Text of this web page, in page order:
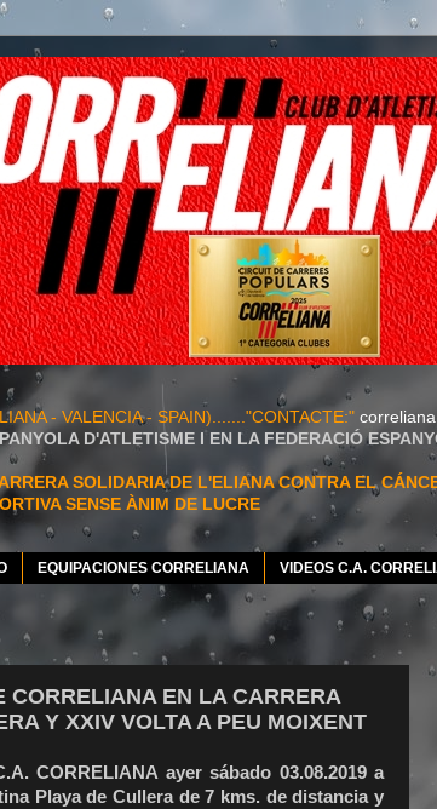
- VALENCIA - SPAIN)......."CONTACTE:"
D'ATLETISME I EN LA FEDERACIÓ
SOLIDARIA DE L'ELIANA CONTRA EL
SENSE ÀNIM DE LUCRE
EQUIPACIONES CORRELIANA VIDEOS C.A.
CORRELIANA EN LA CARRERA
Y XXIV VOLTA A PEU MOIXENT
CORRELIANA ayer sábado 03.08.2019 a
Playa de Cullera de 7 kms. de distancia y